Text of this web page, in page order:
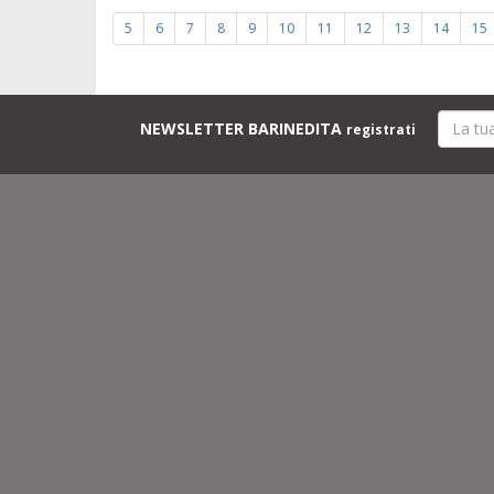
5 6 7 8 9 10 11 12 13 14 15
NEWSLETTER BARINEDITA registrati